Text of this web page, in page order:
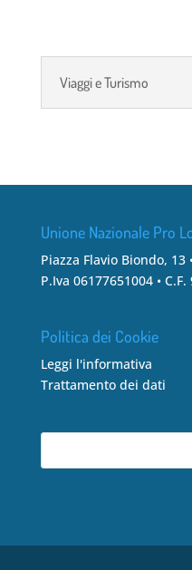
Viaggi e Turismo
Unione Nazionale Pro
Piazza Flavio Biondo, 13
P.Iva 06177651004 •
Politica dei Cookie
Leggi l'informativa
Trattamento dei dati